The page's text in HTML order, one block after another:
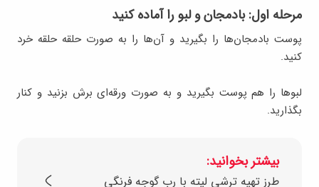
مرحله اول: بادمجان و لبو را آماده کنید
پوست بادمجان‌ها را بگیرید و آن‌ها را به صورت حلقه حلقه خرد
کنید.
لبوها را هم پوست بگیرید و به صورت ورقه‌ای برش بزنید و کنار
بگذارید.
بیشتر بخوانید:
طرز تهیه ترشی لیته با رب گوجه فرنگی